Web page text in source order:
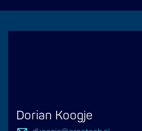
Dorian Koogje